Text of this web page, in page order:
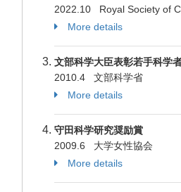
2022.10 Royal Society of
More details
文部科学大臣表彰若手科学
2010.4 文部科学省
More details
守田科学研究奨励賞
2009.6 大学女性協会
More details